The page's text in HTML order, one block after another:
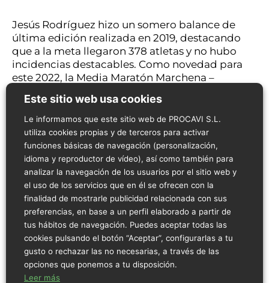
Jesús Rodríguez hizo un somero balance de
última edición realizada en 2019, destacando
que a la meta llegaron 378 atletas y no hubo
incidencias destacables. Como novedad para
este 2022, la Media Maratón Marchena –
Federación Andaluza de Atletismo como
prueba donde las marcas conseguidas serán
valederas para las pruebas que se celebren en
Andalucía. Por último, agradeció a Procavi su
patrocinio un año más y la cesión de sus
instalaciones para la presentación del evento,
de hecho, el cartel se anuncia como Media
Maratón Marchena Paradas “Gran Premio
Procavi”. También, el concejal de Deportes del
Ayuntamiento de Marchena agradeció la
«colaboración tan directa» de Procavi en este
evento deportivo y deseó que haya mucha
participación en la Media Maratón tanto de
corredores como de espectadores.
Este sitio web usa cookies
Le informamos que este sitio web de PROCAVI S.L.
utiliza cookies propias y de terceros para activar
funciones básicas de navegación (personalización,
idioma y reproductor de vídeo), así como también para
analizar la navegación de los usuarios por el sitio web y
el uso de los servicios que en él se ofrecen con la
finalidad de mostrarle publicidad relacionada con sus
preferencias, en base a un perfil elaborado a partir de
tus hábitos de navegación. Puedes aceptar todas las
cookies pulsando el botón “Aceptar”, configurarlas a tu
gusto o rechazar las no necesarias, a través de las
opciones que ponemos a tu disposición.
Leer más